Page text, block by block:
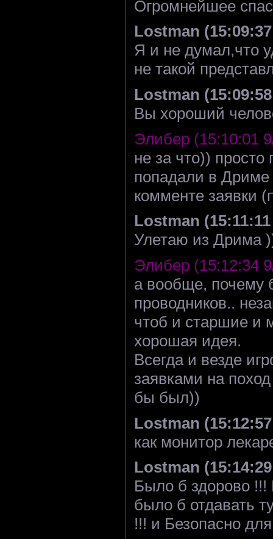
Огромнейшее
Lostman
Я и не думал,что
не такой
Lostman
Вы хороший
Элибер (15:10:01
не за что))
попадали в Дриме
комменте заявки
Lostman (15:11:11
Улетаю из Дрима
Элибер (15:12:34
а вообще, почему
проводников..
чтоб и старшие и
хорошая идея.
Всегда и везде
заявками на
бы был))
Lostman
как монитор
Lostman
Было б здорово !!!
было б отдавать
!!! и Безопасно